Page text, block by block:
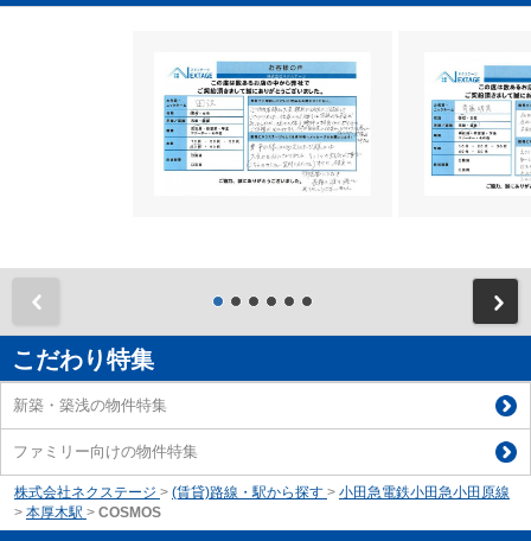
こだわり特集
新築・築浅の物件特集
ファミリー向けの物件特集
株式会社ネクステージ > (賃貸)路線・駅から探す > 小田急電鉄小田急小田原線
> 本厚木駅 > COSMOS